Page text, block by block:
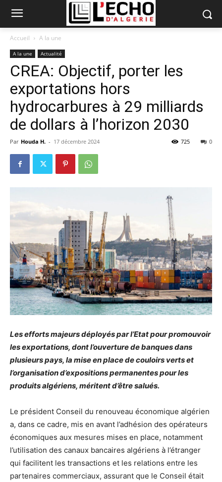
Accueil A la une
A la une Actualité
CREA: Objectif, porter les
exportations hors
hydrocarbures à 29 milliards
de dollars à l’horizon 2030
Par Houda H. - 17 décembre 2024 0
725
Les efforts majeurs déployés par l’Etat pour promouvoir
les exportations, dont l’ouverture de banques dans
plusieurs pays, la mise en place de couloirs verts et
l’organisation d’expositions permanentes pour les
produits algériens, méritent d’être salués.
Le président Conseil du renouveau économique algérien
a, dans ce cadre, mis en avant l’adhésion des opérateurs
économiques aux mesures mises en place, notamment
l’utilisation des canaux bancaires algériens à l’étranger
qui facilitent les transactions et les relations entre les
partenaires commerciaux, assurant que le Conseil était